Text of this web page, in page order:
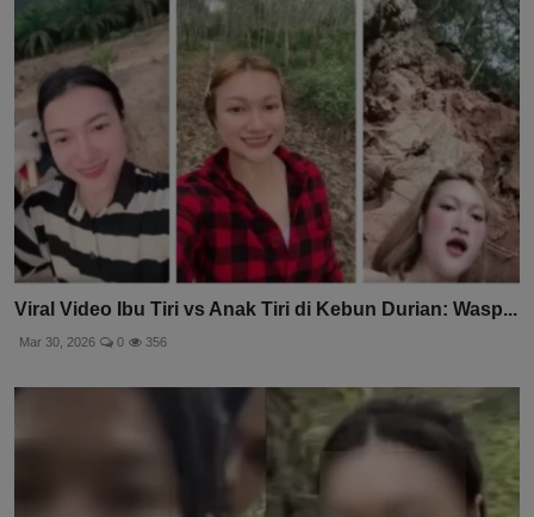
Viral Video Ibu Tiri vs Anak Tiri di Kebun Durian: Wasp...
Mar 30, 2026 0 356